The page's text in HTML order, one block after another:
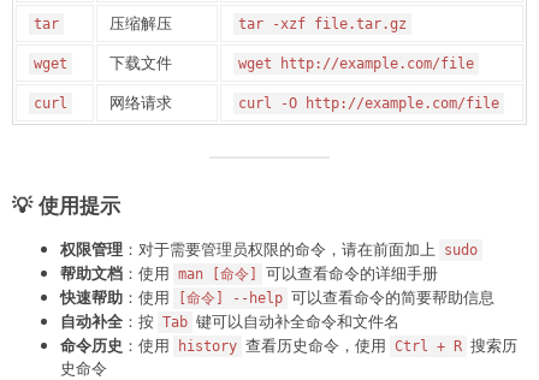
tar 压缩解压 tar -xzf file.tar.gz
wget 下载文件 wget http://example.com/file
curl 网络请求 curl -O http://example.com/file
💡 使用提示
权限管理 ：对于需要管理员权限的命令，请在前面加上 sudo
帮助文档 ：使用 man [命令] 可以查看命令的详细手册
快速帮助 ：使用 [命令] --help 可以查看命令的简要帮助信息
自动补全 ：按 Tab 键可以自动补全命令和文件名
命令历史 ：使用 history 查看历史命令，使用 Ctrl + R 搜索历
史命令